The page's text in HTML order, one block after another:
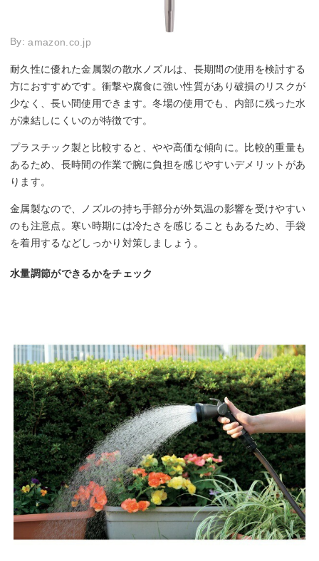
By:amazon.co.jp
耐久性に優れた金属製の散水ノズルは、長期間の使用を検討する
方におすすめです。衝撃や腐食に強い性質があり破損のリスクが
少なく、長い間使用できます。冬場の使用でも、内部に残った水
が凍結しにくいのが特徴です。
プラスチック製と比較すると、やや高価な傾向に。比較的重量も
あるため、長時間の作業で腕に負担を感じやすいデメリットがあ
ります。
金属製なので、ノズルの持ち手部分が外気温の影響を受けやすい
のも注意点。寒い時期には冷たさを感じることもあるため、手袋
を着用するなどしっかり対策しましょう。
水量調節ができるかをチェック